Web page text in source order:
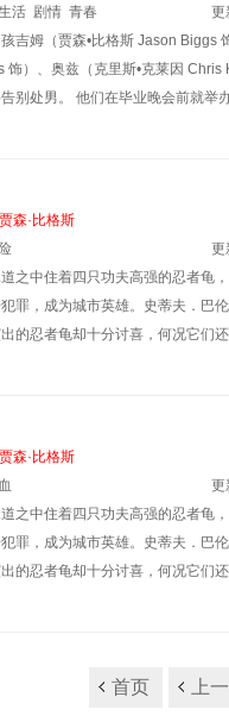
活 剧情 青春
更
吉姆（贾森•比格斯 Jason Biggs
饰）、奥兹（克里斯•克莱因
别处男。 他们在毕业晚会前就
贾森·比格斯
更
之中住着四只功夫高强的忍者龟
罪，成为城市英雄。史蒂夫．巴
的忍者龟却十分讨喜，何况它们
贾森·比格斯
更
之中住着四只功夫高强的忍者龟
罪，成为城市英雄。史蒂夫．巴
的忍者龟却十分讨喜，何况它们
首页 上